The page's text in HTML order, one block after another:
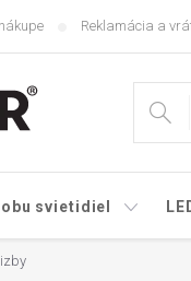
Reklamácia a
svietidiel